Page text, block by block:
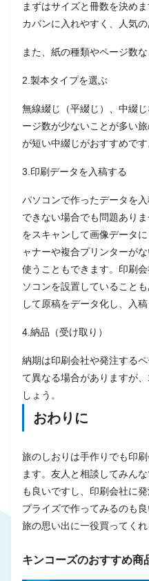
まずはサイズと冊数を決め
カバンに入れやすく、人気の
また、紙の種類やページ数
2.製本タイプを選ぶ
無線綴じ（平綴じ）、中綴
ージ数が少ないことが多い
が短い中綴じがおすすめです
3.印刷データを入稿する
パソコンで作ったデータを
できない場合でも問題あり
をスキャンして画像データ
ャナーや複合プリンターが
使うこともできます。印刷
ソコンを設置していること
して原稿をデータ化し、入稿
4.納品（受け取り）
納期は印刷会社や発注する
て異なる場合がありますが
しょう。
おわりに
旅のしおりは手作りでも印
ます。友人と相談してみん
も良いですし、印刷会社に
プライズで作ってみるのも
旅の思い出に一役買ってく
キンコーズのおすすめ商